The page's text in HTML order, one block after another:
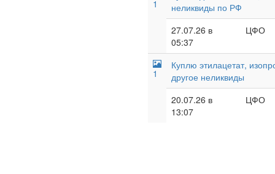
1
неликвиды по РФ
27.07.26 в
05:37
ЦФО
1
Куплю этилацетат,
другое неликвиды
20.07.26 в
13:07
ЦФО